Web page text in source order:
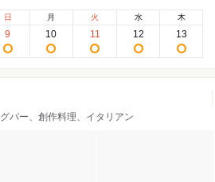
日
9
月
10
火
11
水
12
木
13
バー、創作料理、イタリアン